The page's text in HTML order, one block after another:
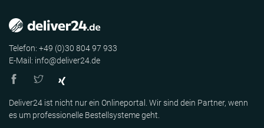
Telefon: +49 (0)30 804 97 933
E-Mail: info@deliver24.de
Deliver24 ist nicht nur ein Onlineportal. Wir sind dein Partner, wenn
es um professionelle Bestellsysteme geht.